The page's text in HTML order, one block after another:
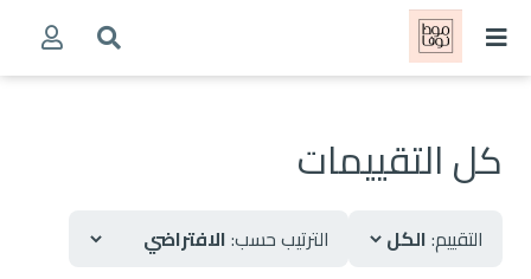
كل التقييمات
التقييم: الترتيب حسب: